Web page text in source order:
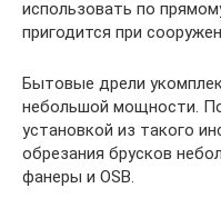
использовать по
пригодится при
Бытовые дрели
небольшой мощности.
установкой из такого
обрезания брусков
фанеры и OSB.